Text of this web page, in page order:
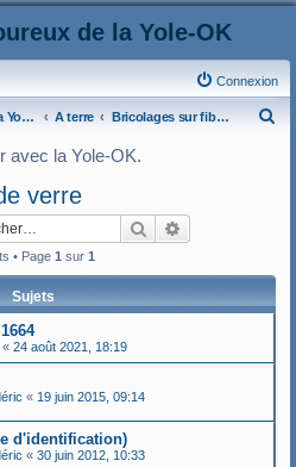
de la Yole-OK
Connexion
Le forum de la Yole-OK A terre Bricolages sur fibre de verre
avec la Yole-OK.
verre
Rechercher
• Page 1 sur 1
Sujets
« 24 août 2021, 18:19
« 19 juin 2015, 09:14
d'identification)
« 30 juin 2012, 10:33